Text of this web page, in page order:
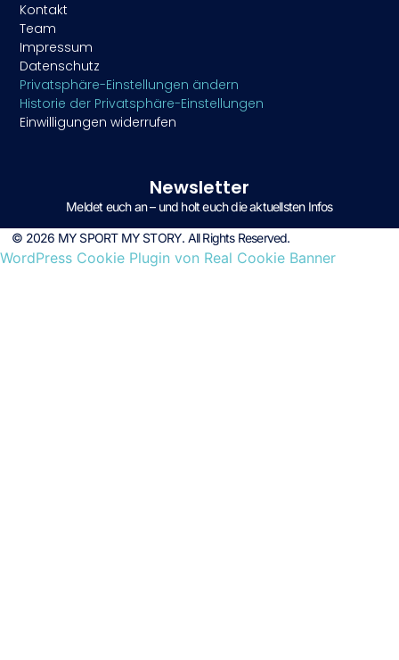
Kontakt
Team
Impressum
Datenschutz
Privatsphäre-Einstellungen ändern
Historie der Privatsphäre-Einstellungen
Einwilligungen widerrufen
Newsletter
Meldet euch an – und holt euch die aktuellsten Infos
© 2026 MY SPORT MY STORY. All Rights Reserved.
WordPress Cookie Plugin von Real Cookie Banner